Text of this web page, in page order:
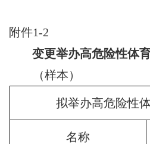
附件1-2
变更举办高危险性体
（样本）
拟举办高危险性
名称